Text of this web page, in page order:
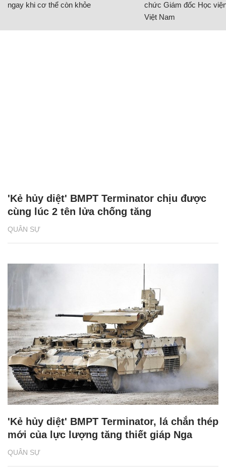
ngay khi cơ thể còn khỏe
chức Giám đốc Học
Việt Nam
QUÂN SỰ
'Kẻ hủy diệt' BMPT Terminator chịu được
cùng lúc 2 tên lửa chống tăng
QUÂN SỰ
'Kẻ hủy diệt' BMPT Terminator, lá chắn thép
mới của lực lượng tăng thiết giáp Nga